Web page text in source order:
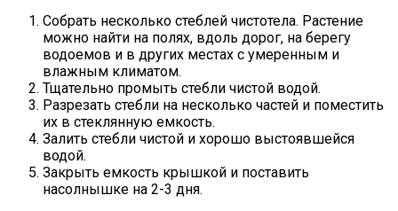
Собрать несколько стеблей чистотела. Растение
можно найти на полях, вдоль дорог, на берегу
водоемов и в других местах с умеренным и
влажным климатом.
Тщательно промыть стебли чистой водой.
Разрезать стебли на несколько частей и поместить
их в стеклянную емкость.
Залить стебли чистой и хорошо выстоявшейся
водой.
Закрыть емкость крышкой и поставить
насолнышке на 2-3 дня.